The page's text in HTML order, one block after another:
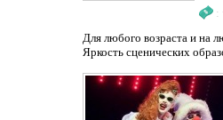
:
Для любого возраста и на
Яркость сценических